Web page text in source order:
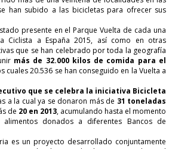
han subido a las bicicletas para ofrecer sus
presente en el Parque Vuelta de cada una
Ciclista a España 2015, así como en otras
que se han celebrado por toda la geografía
más de 32.000 kilos de comida para el
cuales 20.536 se han conseguido en la Vuelta a
que se celebra la iniciativa Bicicleta
a la cual ya se donaron más de 31 toneladas
de 20 en 2013, acumulando hasta el momento
donados a diferentes Bancos de
es un proyecto desarrollado conjuntamente